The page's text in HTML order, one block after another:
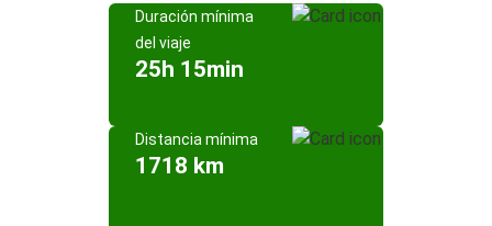
Duración mínima
del viaje
25h 15min
Distancia mínima
1718 km